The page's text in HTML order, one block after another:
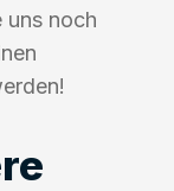
uns noch